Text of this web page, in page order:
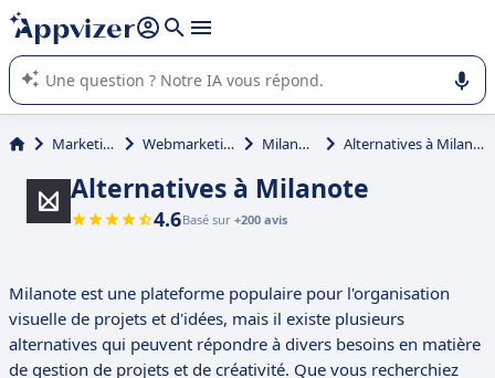
répondre (plusieurs lignes avec
L'IA de Appvizer vous guide dans l'utilisation ou la sélection de
logiciel SaaS en entreprise.
Marketing Webmarketing Milanote Alternatives à Milanote
Alternatives à Milanote
4.6Basé sur +200 avis
Milanote est une plateforme populaire pour l'organisation
visuelle de projets et d'idées, mais il existe plusieurs
alternatives qui peuvent répondre à divers besoins en matière
de gestion de projets et de créativité. Que vous recherchiez